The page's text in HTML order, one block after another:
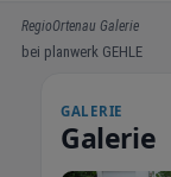
RegioOrtenau Galerie
bei planwerk GEHLE
GALERIE
Galerie